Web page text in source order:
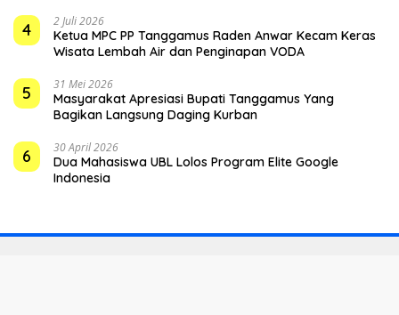
4 2 Juli 2026
Ketua MPC PP Tanggamus Raden Anwar Kecam Keras
Wisata Lembah Air dan Penginapan VODA
5 31 Mei 2026
Masyarakat Apresiasi Bupati Tanggamus Yang
Bagikan Langsung Daging Kurban
6 30 April 2026
Dua Mahasiswa UBL Lolos Program Elite Google
Indonesia